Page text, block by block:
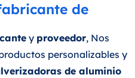
de
y proveedor, Nos
personalizables y
de aluminio